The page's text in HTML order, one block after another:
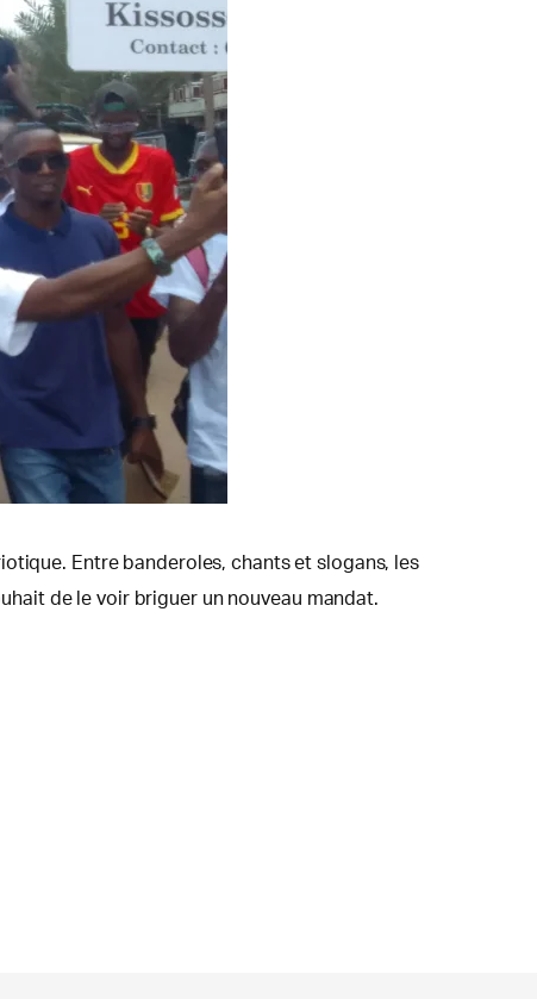
Entre banderoles, chants et slogans, les
de le voir briguer un nouveau mandat.